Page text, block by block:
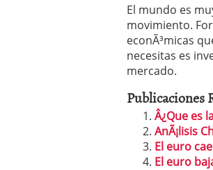
El mundo es
movimiento.
econÃ³micas
necesitas es
mercado.
Publicaciones
Â¿Que es
AnÃ¡lisis
El euro
El euro